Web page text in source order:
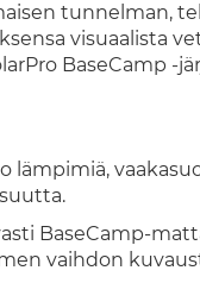
tunnelman,
visuaalista
BaseCamp -
BaseCamp-
vaihdon